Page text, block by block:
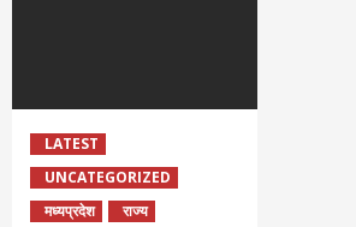
LATEST
UNCATEGORIZED
मध्यप्रदेश
राज्य